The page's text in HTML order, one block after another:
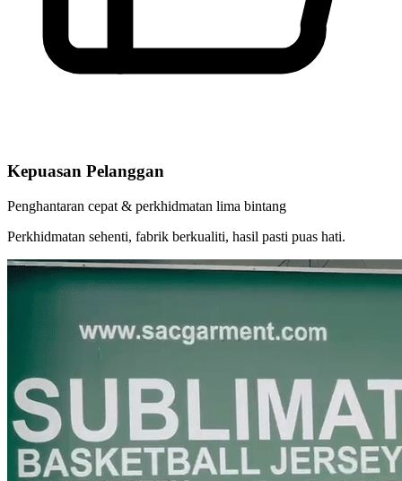
Kepuasan Pelanggan
Penghantaran cepat & perkhidmatan lima bintang
Perkhidmatan sehenti, fabrik berkualiti, hasil pasti puas hati.